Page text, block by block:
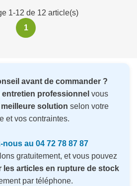
1-12 de 12 article(s)
1
avant de commander ?
professionnel vous
meilleure solution selon votre
et vos contraintes.
nous au 04 72 78 87 87
gratuitement, et vous pouvez
les articles en rupture de stock
par téléphone.